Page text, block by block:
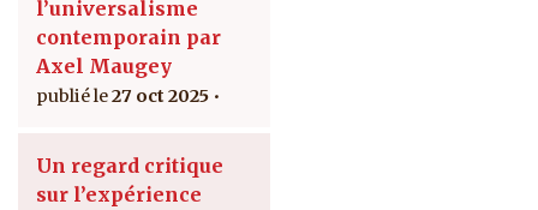
l’universalisme
contemporain par
Axel Maugey
27 oct 2025
Un regard critique
sur l’expérience